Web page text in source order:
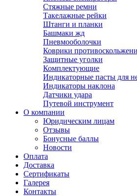
Стяжные ремни
Такелажные рейки
Штанги и планки
Башмаки жд
Пневмооболочки
Коврики
Защитные уголки
Комплектующие
Индикаторные пасты для
Индикаторы наклона
Датчики удара
Путевой инструмент
О компании
Юридическим лицам
Отзывы
Бонусные баллы
Новости
Оплата
Доставка
Сертификаты
Галерея
Контакты